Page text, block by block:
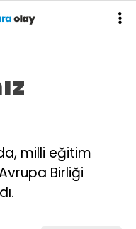
milli eğitim
Birliği